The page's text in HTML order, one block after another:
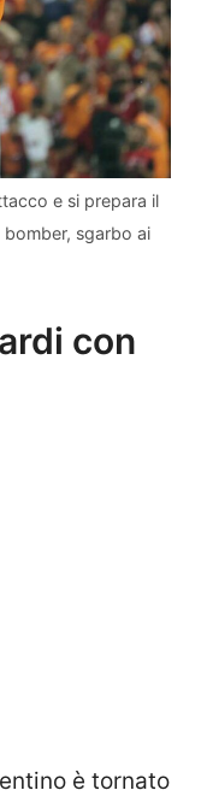
e si prepara il
sgarbo ai
con
è tornato